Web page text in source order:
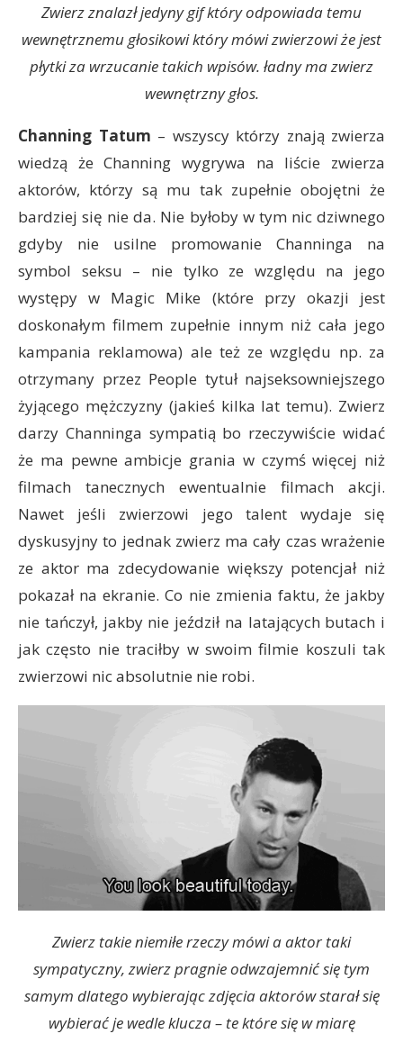
Zwierz znalazł jedyny gif który odpowiada temu
wewnętrznemu głosikowi który mówi zwierzowi że jest
płytki za wrzucanie takich wpisów. ładny ma zwierz
wewnętrzny głos.
Channing Tatum – wszyscy którzy znają zwierza
wiedzą że Channing wygrywa na liście zwierza
aktorów, którzy są mu tak zupełnie obojętni że
bardziej się nie da. Nie byłoby w tym nic dziwnego
gdyby nie usilne promowanie Channinga na
symbol seksu – nie tylko ze względu na jego
występy w Magic Mike (które przy okazji jest
doskonałym filmem zupełnie innym niż cała jego
kampania reklamowa) ale też ze względu np. za
otrzymany przez People tytuł najseksowniejszego
żyjącego mężczyzny (jakieś kilka lat temu). Zwierz
darzy Channinga sympatią bo rzeczywiście widać
że ma pewne ambicje grania w czymś więcej niż
filmach tanecznych ewentualnie filmach akcji.
Nawet jeśli zwierzowi jego talent wydaje się
dyskusyjny to jednak zwierz ma cały czas wrażenie
ze aktor ma zdecydowanie większy potencjał niż
pokazał na ekranie. Co nie zmienia faktu, że jakby
nie tańczył, jakby nie jeździł na latających butach i
jak często nie traciłby w swoim filmie koszuli tak
zwierzowi nic absolutnie nie robi.
Zwierz takie niemiłe rzeczy mówi a aktor taki
sympatyczny, zwierz pragnie odwzajemnić się tym
samym dlatego wybierając zdjęcia aktorów starał się
wybierać je wedle klucza – te które się w miarę